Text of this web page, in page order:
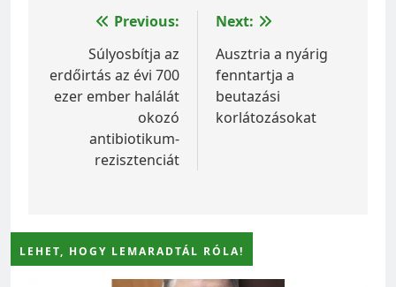
Bejegyzés
navigáció
Previous:
Súlyosbítja az
erdőirtás az évi 700
ezer ember halálát
okozó
antibiotikum-
rezisztenciát
Next:
Ausztria a nyárig
fenntartja a
beutazási
korlátozásokat
LEHET, HOGY LEMARADTÁL RÓLA!